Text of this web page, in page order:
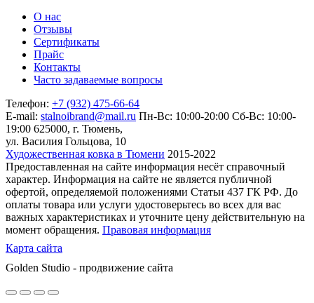
О нас
Отзывы
Сертификаты
Прайс
Контакты
Часто задаваемые вопросы
Телефон: +7 (932) 475-66-64
E-mail: stalnoibrand@mail.ru Пн-Вс: 10:00-20:00 Сб-Вс: 10:00-
19:00 625000, г. Тюмень,
ул. Василия Гольцова, 10
Художественная ковка в Тюмени 2015-2022
Предоставленная на сайте информация несёт справочный
характер. Информация на сайте не является публичной
офертой, определяемой положениями Статьи 437 ГК РФ. До
оплаты товара или услуги удостоверьтесь во всех для вас
важных характеристиках и уточните цену действительную на
момент обращения. Правовая информация
Карта сайта
Golden Studio - продвижение сайта